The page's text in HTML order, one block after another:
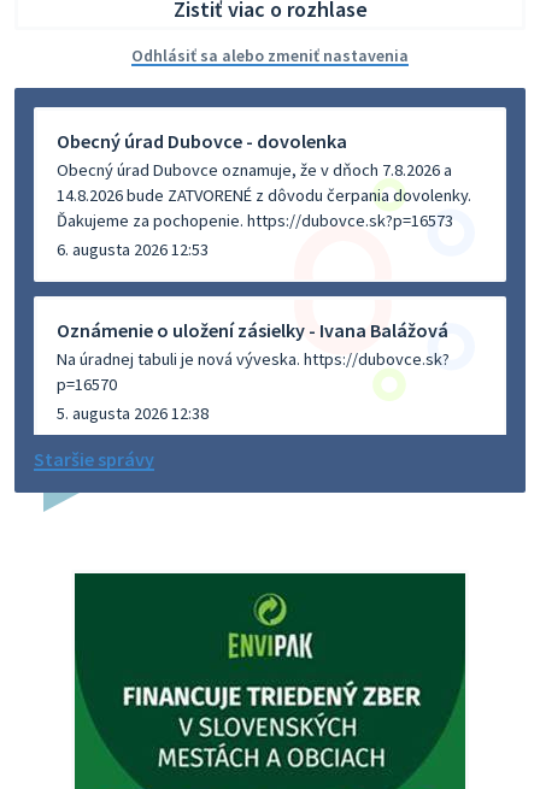
Zistiť viac o rozhlase
Odhlásiť sa alebo zmeniť nastavenia
Obecný úrad Dubovce - dovolenka
Obecný úrad Dubovce oznamuje, že v dňoch 7.8.2026 a
14.8.2026 bude ZATVORENÉ z dôvodu čerpania dovolenky.
Ďakujeme za pochopenie. https://dubovce.sk?p=16573
6. augusta 2026 12:53
Oznámenie o uložení zásielky - Ivana Balážová
Na úradnej tabuli je nová výveska. https://dubovce.sk?
p=16570
5. augusta 2026 12:38
Dovolenka - MUDr. Marián Sivoň
budeZATVORENÁ z dôvodu čerpania dovolenky. Akútne
prípady bude riešiť MUDr.Fisch…
Zajtrajší zvoz odpadu
Vážený občan, zajtra 5. 8. sa bude zvážať komunálny odpad.
4. augusta 2026 15:30
Staršie správy